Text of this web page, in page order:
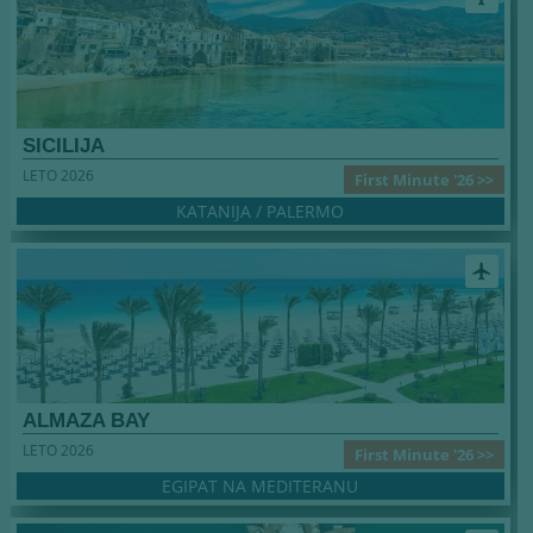
SICILIJA
First Minute '26 >>
LETO 2026
KATANIJA / PALERMO
airplanemode_active
ALMAZA BAY
First Minute '26 >>
LETO 2026
EGIPAT NA MEDITERANU